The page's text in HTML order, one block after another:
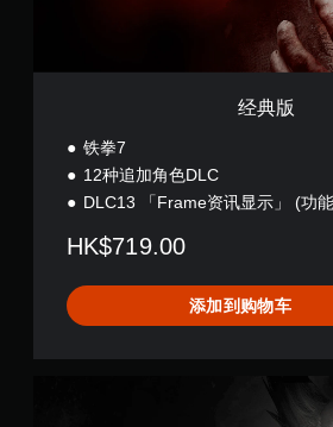
经典版
铁拳7
12种追加角色DLC
DLC13 「Frame资讯显示」 (功
HK$719.00
添加到购物车